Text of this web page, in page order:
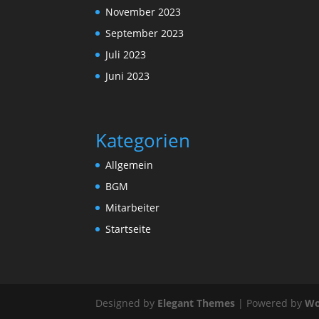
November 2023
September 2023
Juli 2023
Juni 2023
Kategorien
Allgemein
BGM
Mitarbeiter
Startseite
Designed by Elegant Themes | Powered by